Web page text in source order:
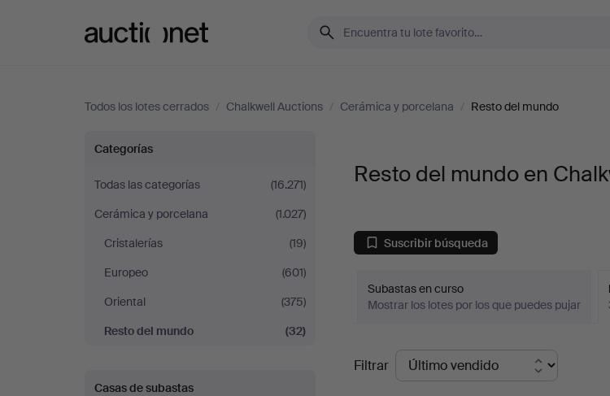
Todos los lotes cerrados / Chalkwell Auctions / Cerámica y porcelana / Resto del mundo
Resto
del
mundo
en
Chalkwell
Auctions
Categorías
Todas las categorías
(16.271)
Cerámica y porcelana
(1.027)
Cristalerías
(19)
Europeo
(601)
Oriental
(375)
Resto del mundo
(32)
Casas de subastas
Resto del mundo en
Suscribir búsqueda
Subastas en curso
Mostrar los lotes por los que puedes pujar
Precios
de
Filtrar